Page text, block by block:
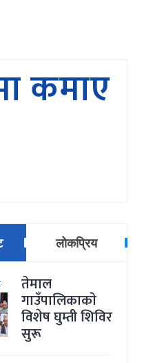
कमाए
लोकप्रिय
तेमाल
गाउँपालिकाकाे
विशेष घुम्ती शिविर
सुरू